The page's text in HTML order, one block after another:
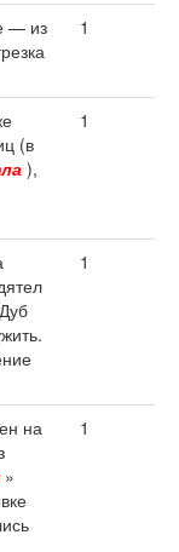
— из
1
(в
),
1
1
на
»
1